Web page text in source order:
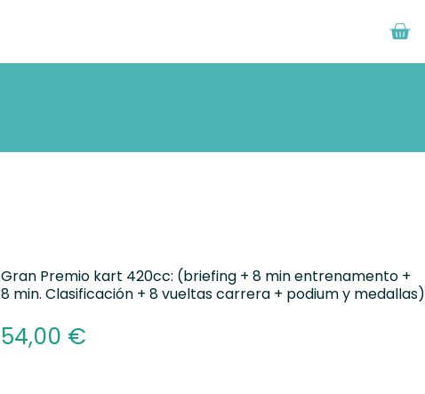
Gran Premio kart 420cc: (briefing + 8 min entrenamento +
8 min. Clasificación + 8 vueltas carrera + podium y medallas)
54,00 €